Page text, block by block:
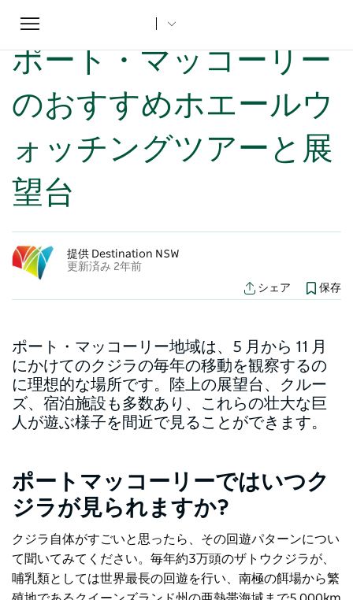
Toggle
navigation
ホーム
ポート・マッコーリー
のおすすめホエールウ
ォッチングツアーと展
望台
提供 Destination NSW
更新済み 2年前
シェア
保存
ポート・マッコーリー地域は、5 月から 11 月
にかけてのクジラの毎年の移動を観察するの
に理想的な場所です。陸上の展望台、クルー
ズ、宿泊施設も多数あり、これらの壮大な巨
人が遊ぶ様子を間近で見ることができます。
ポートマッコーリーではいつク
ジラが見られますか?
クジラ自体がすごいと思ったら、その回遊パターンについ
て聞いてみてください。毎年約3万頭のザトウクジラが、
哺乳類としては世界最長の回遊を行い、南極の餌場から繁